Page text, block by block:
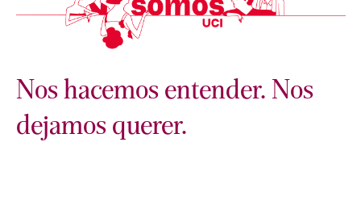
Nos hacemos entender. Nos
dejamos querer.